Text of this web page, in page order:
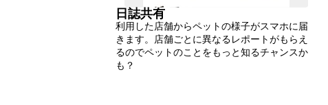
日誌共有
利用した店舗からペットの様子がスマホに届
きます。店舗ごとに異なるレポートがもらえ
るのでペットのことをもっと知るチャンスか
も？